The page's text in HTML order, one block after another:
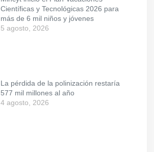
Científicas y Tecnológicas 2026 para
más de 6 mil niños y jóvenes
5 agosto, 2026
La pérdida de la polinización restaría
577 mil millones al año
4 agosto, 2026